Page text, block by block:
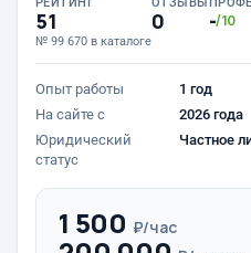
51
№ 99 670 в каталоге
0 -/10
Опыт работы
1 год
На сайте с
2026 года
Юридический
статус
Частное
1 500 ₽/час